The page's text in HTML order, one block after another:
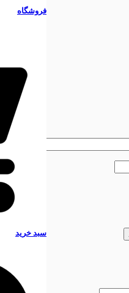
فروشگاه
سبد خرید